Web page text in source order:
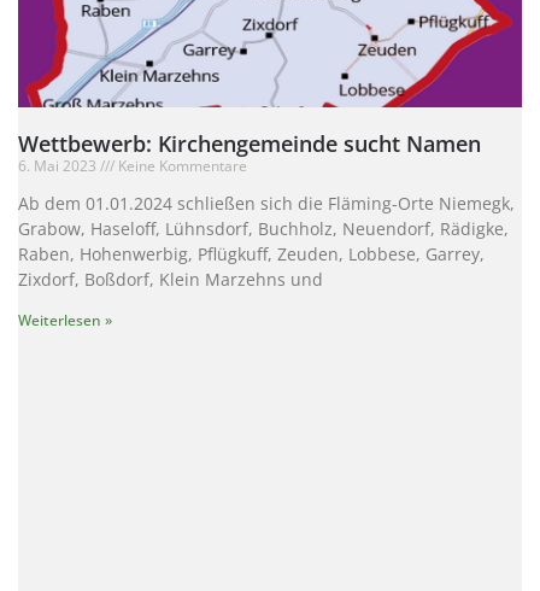
Wettbewerb: Kirchengemeinde sucht Namen
6. Mai 2023 Keine Kommentare
Ab dem 01.01.2024 schließen sich die Fläming-Orte Niemegk,
Grabow, Haseloff, Lühnsdorf, Buchholz, Neuendorf, Rädigke,
Raben, Hohenwerbig, Pflügkuff, Zeuden, Lobbese, Garrey,
Zixdorf, Boßdorf, Klein Marzehns und
Weiterlesen »